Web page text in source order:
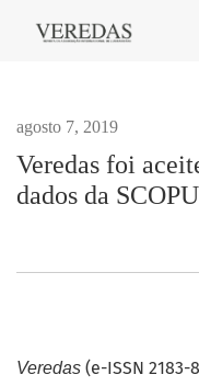
Veredas foi aceite
agosto 7, 2019
Veredas foi
dados da
Veredas (e-ISSN